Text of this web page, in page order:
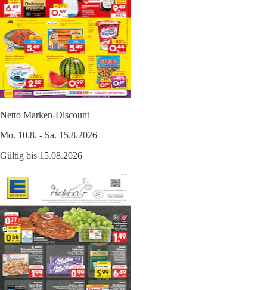
Netto Marken-Discount
Mo. 10.8. - Sa. 15.8.2026
Gültig bis 15.08.2026